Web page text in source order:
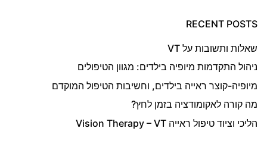
RECENT POSTS
שאלות ותשובות על VT
ניהול התקדמות מיופיה בילדים: מגוון הטיפולים
מיופיה-קוצר ראייה בילדים, וחשיבות הטיפול המוקדם
מה קורה לאקומודציה בזמן לחץ?
הליכי וציוד טיפול ראייה Vision Therapy – VT